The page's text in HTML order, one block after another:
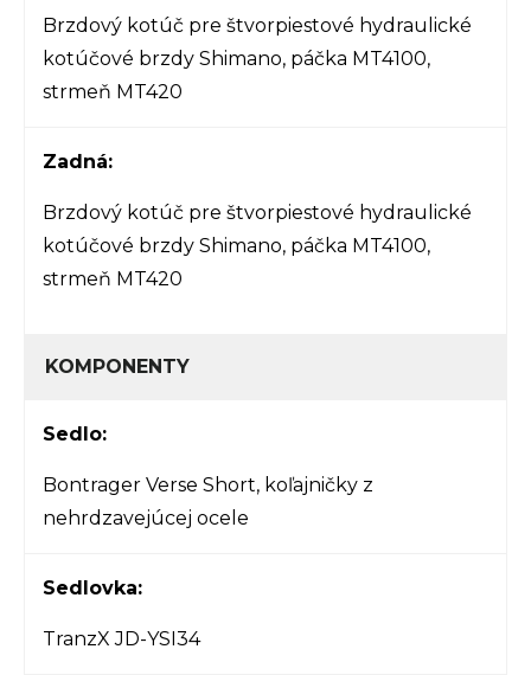
Brzdový kotúč pre štvorpiestové hydraulické
kotúčové brzdy Shimano, páčka MT4100,
strmeň MT420
Zadná:
Brzdový kotúč pre štvorpiestové hydraulické
kotúčové brzdy Shimano, páčka MT4100,
strmeň MT420
KOMPONENTY
Sedlo:
Bontrager Verse Short, koľajničky z
nehrdzavejúcej ocele
Sedlovka:
TranzX JD-YSI34